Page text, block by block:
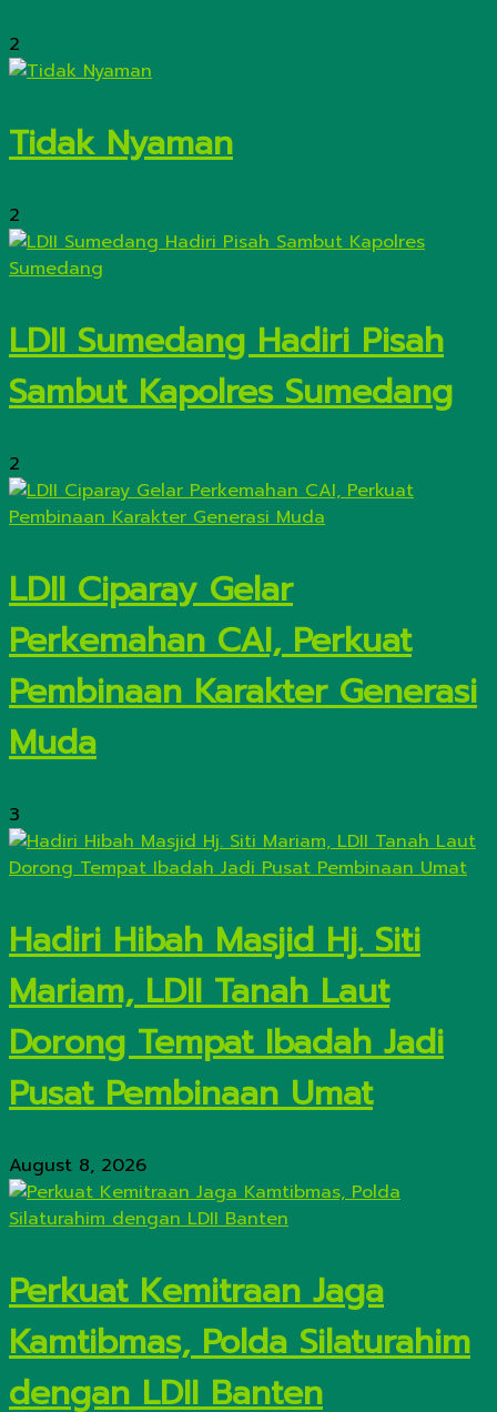
2
Tidak Nyaman
2
LDII Sumedang Hadiri Pisah
Sambut Kapolres Sumedang
2
LDII Ciparay Gelar
Perkemahan CAI, Perkuat
Pembinaan Karakter Generasi
Muda
3
Hadiri Hibah Masjid Hj. Siti
Mariam, LDII Tanah Laut
Dorong Tempat Ibadah Jadi
Pusat Pembinaan Umat
August 8, 2026
Perkuat Kemitraan Jaga
Kamtibmas, Polda Silaturahim
dengan LDII Banten